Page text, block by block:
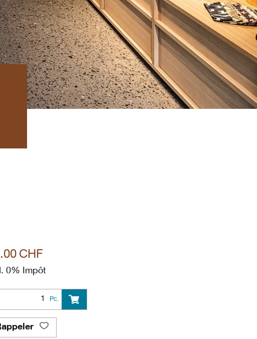
CHF
0% Impôt
Pc.